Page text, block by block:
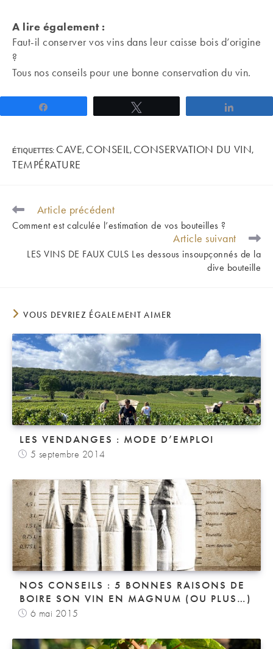
A lire également :
Faut-il conserver vos vins dans leur caisse bois d’origine
?
Tous nos conseils pour une bonne conservation du vin.
ÉTIQUETTES: CAVE, CONSEIL , CONSERVATION DU VIN,
TEMPÉRATURE
READ
MORE
ARTICLES
Article précédent
Comment est calculée l’estimation de vos bouteilles ?
Article suivant
LES VINS DE FAUX CULS Les dessous insoupçonnés de la
dive bouteille
VOUS DEVRIEZ ÉGALEMENT AIMER
LES VENDANGES : MODE D’EMPLOI
5 septembre 2014
NOS CONSEILS : 5 BONNES RAISONS DE
BOIRE SON VIN EN MAGNUM (OU PLUS…)
6 mai 2015